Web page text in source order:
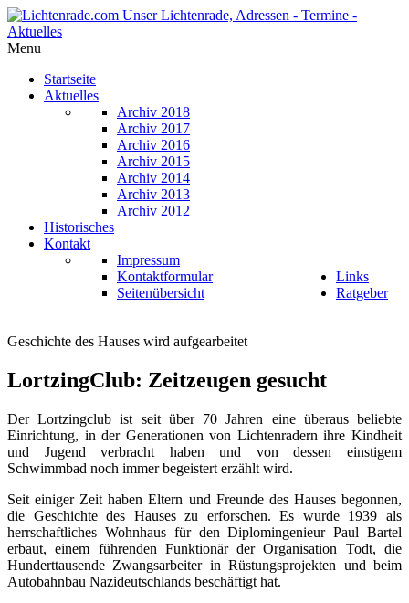
Menu
Startseite
Aktuelles
Archiv 2018
Archiv 2017
Archiv 2016
Archiv 2015
Archiv 2014
Archiv 2013
Archiv 2012
Historisches
Kontakt
Impressum
Kontaktformular
Seitenübersicht
Links
Ratgeber
Geschichte des Hauses wird aufgearbeitet
LortzingClub: Zeitzeugen gesucht
Der Lortzingclub ist seit über 70 Jahren eine überaus beliebte
Einrichtung, in der Generationen von Lichtenradern ihre Kindheit
und Jugend verbracht haben und von dessen einstigem
Schwimmbad noch immer begeistert erzählt wird.
Seit einiger Zeit haben Eltern und Freunde des Hauses begonnen,
die Geschichte des Hauses zu erforschen. Es wurde 1939 als
herrschaftliches Wohnhaus für den Diplomingenieur Paul Bartel
erbaut, einem führenden Funktionär der Organisation Todt, die
Hunderttausende Zwangsarbeiter in Rüstungsprojekten und beim
Autobahnbau Nazideutschlands beschäftigt hat.